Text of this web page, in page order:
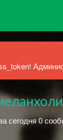
сегодня 0